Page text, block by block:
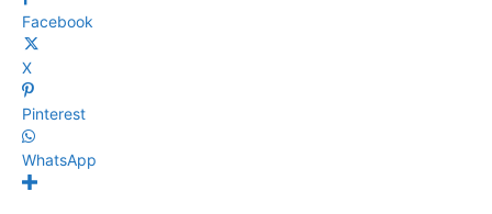
Facebook
X
Pinterest
WhatsApp